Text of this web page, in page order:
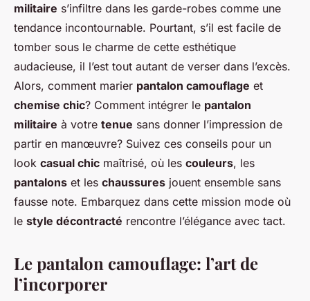
militaire s’infiltre dans les garde-robes comme une
tendance incontournable. Pourtant, s’il est facile de
tomber sous le charme de cette esthétique
audacieuse, il l’est tout autant de verser dans l’excès.
Alors, comment marier pantalon camouflage et
chemise chic? Comment intégrer le pantalon
militaire à votre tenue sans donner l’impression de
partir en manœuvre? Suivez ces conseils pour un
look casual chic maîtrisé, où les couleurs, les
pantalons et les chaussures jouent ensemble sans
fausse note. Embarquez dans cette mission mode où
le style décontracté rencontre l’élégance avec tact.
Le pantalon camouflage: l’art de
l’incorporer